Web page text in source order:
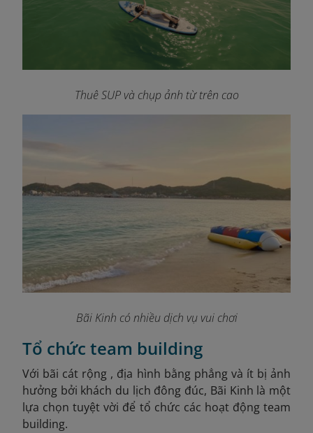
Thuê SUP và chụp ảnh từ trên cao
Bãi Kinh có nhiều dịch vụ vui chơi
Tổ chức team building
Với bãi cát rộng , địa hình bằng phẳng và ít bị ảnh
hưởng bởi khách du lịch đông đúc, Bãi Kinh là một
lựa chọn tuyệt vời để tổ chức các hoạt động team
building.